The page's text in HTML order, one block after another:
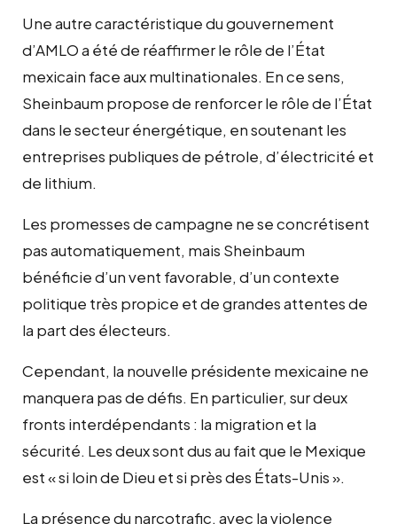
Une autre caractéristique du gouvernement
d’AMLO a été de réaffirmer le rôle de l’État
mexicain face aux multinationales. En ce sens,
Sheinbaum propose de renforcer le rôle de l’État
dans le secteur énergétique, en soutenant les
entreprises publiques de pétrole, d’électricité et
de lithium.
Les promesses de campagne ne se concrétisent
pas automatiquement, mais Sheinbaum
bénéficie d’un vent favorable, d’un contexte
politique très propice et de grandes attentes de
la part des électeurs.
Cependant, la nouvelle présidente mexicaine ne
manquera pas de défis. En particulier, sur deux
fronts interdépendants : la migration et la
sécurité. Les deux sont dus au fait que le Mexique
est « si loin de Dieu et si près des États-Unis ».
La présence du narcotrafic, avec la violence